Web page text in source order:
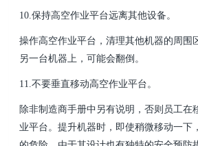
10.保持高空作业平台远离其他设备。
操作高空作业平台，清理其他机器的周围
另一台机器上，可能会翻倒。
11.不要垂直移动高空作业平台。
除非制造商手册中另有说明，否则员工在
业平台。提升机器时，即使稍微移动一下